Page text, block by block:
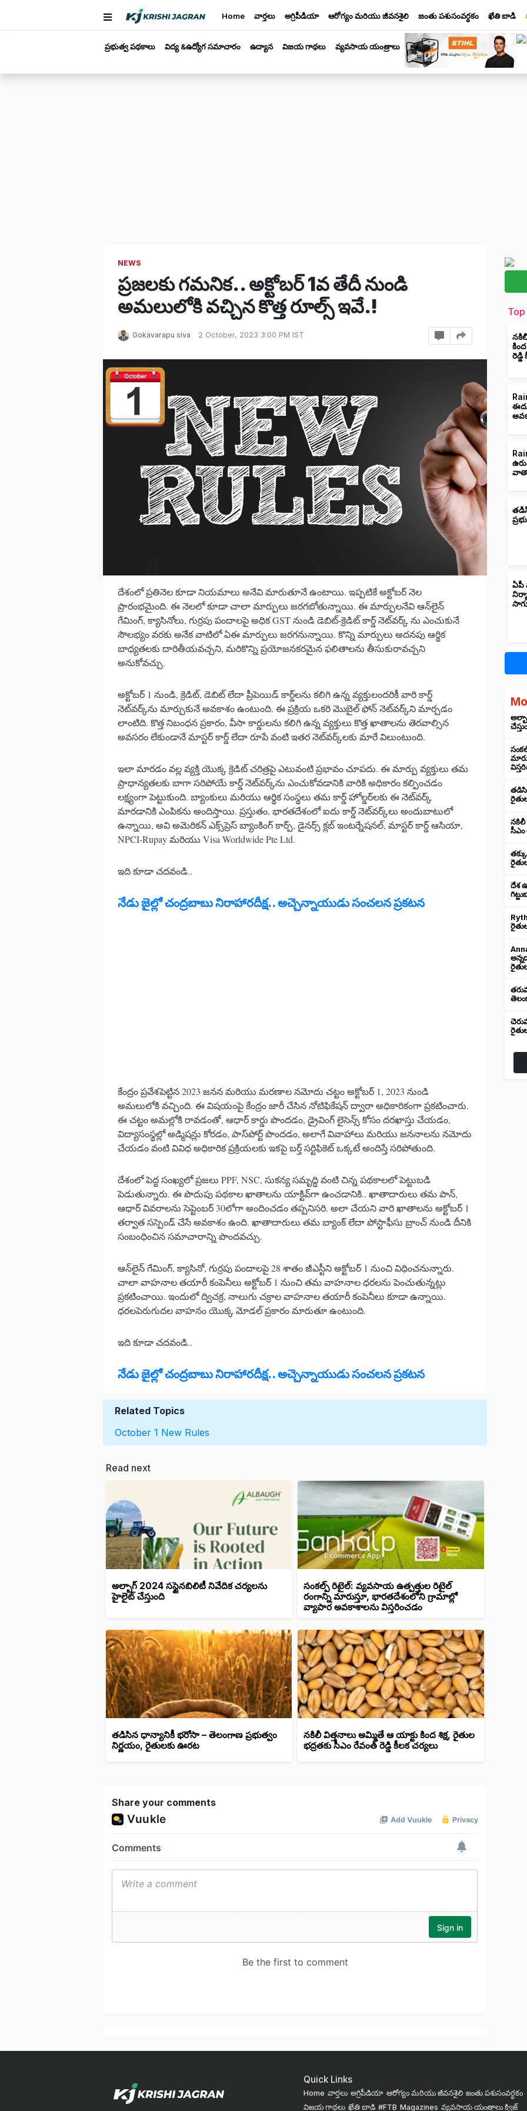
Home వార్తలు అగ్రిపీడియా ఆరోగ్యం మరియు జీవనశైలి జంతు పశుసంవర్ధకం ఖేతి బాడి
ప్రభుత్వ పథకాలు విద్య &ఉద్యోగ సమాచారం ఉద్యాన విజయ గాథలు వ్యవసాయ యంత్రాలు
NEWS
ప్రజలకు గమనిక.. అక్టోబర్ 1వ తేదీ నుండి
అమలులోకి వచ్చిన కొత్త రూల్స్ ఇవే.!
Gokavarapu siva 2 October, 2023 3:00 PM IST
దేశంలో ప్రతినెల కూడా నియమాలు అనేవి మారుతూనే ఉంటాయి. ఇప్పటికే అక్టోబర్ నెల
ప్రారంభమైంది. ఈ నెలలో కూడా చాలా మార్పులు జరగబోతున్నాయి. ఈ మార్పులనేవి ఆన్‌లైన్
గేమింగ్, క్యాసినోలు, గుర్రపు పందాలపై అధిక GST నుండి డెబిట్-క్రెడిట్ కార్డ్ నెట్‌వర్క్‌ ను ఎంచుకునే
సౌలభ్యం వరకు అనేక వాటిలో ఏఈ మార్పులు జరగనున్నాయి. కొన్ని మార్పులు అదనపు ఆర్థిక
బాధ్యతలకు దారితీయవచ్చని, మరికొన్ని ప్రయోజనకరమైన ఫలితాలను తీసుకురావచ్చని
అనుకోవచ్చు.
అక్టోబర్ 1 నుండి, క్రెడిట్, డెబిట్ లేదా ప్రీపెయిడ్ కార్డ్‌లను కలిగి ఉన్న వ్యక్తులందరికీ వారి కార్డ్
నెట్‌వర్క్‌ను మార్చుకునే అవకాశం ఉంటుంది. ఈ ప్రక్రియ ఒకరి మొబైల్ ఫోన్ నెట్‌వర్క్‌ని మార్చడం
లాంటిది. కొత్త నిబంధన ప్రకారం, వీసా కార్డులను కలిగి ఉన్న వ్యక్తులు కొత్త ఖాతాలను తెరవాల్సిన
అవసరం లేకుండానే మాస్టర్ కార్డ్ లేదా రూపే వంటి ఇతర నెట్‌వర్క్‌లకు మారే విలుంటుంది.
ఇలా మారడం వల్ల వ్యక్తి యొక్క క్రెడిట్ చరిత్రపై ఎటువంటి ప్రభావం చూపదు. ఈ మార్పు వ్యక్తులు తమ
ప్రాధాన్యతలకు బాగా సరిపోయే కార్డ్ నెట్‌వర్క్‌ను ఎంచుకోవడానికి వారికి అధికారం కల్పించడం
లక్ష్యంగా పెట్టుకుంది. బ్యాంకులు మరియు ఆర్థిక సంస్థలు తమ కార్డ్ హోల్డర్‌లకు ఈ నెట్‌వర్క్
మారడానికి ఎంపికను అందిస్తాయి. ప్రస్తుతం, భారతదేశంలో ఐదు కార్డ్ నెట్‌వర్క్‌లు అందుబాటులో
ఉన్నాయి, అవి అమెరికన్ ఎక్స్‌ప్రెస్ బ్యాంకింగ్ కార్ప్, డైనర్స్ క్లబ్ ఇంటర్నేషనల్, మాస్టర్ కార్డ్ ఆసియా,
NPCI-Rupay మరియు Visa Worldwide Pte Ltd.
ఇది కూడా చదవండి..
నేడు జైల్లో చంద్రబాబు నిరాహారదీక్ష.. అచ్చెన్నాయుడు సంచలన ప్రకటన
కేంద్రం ప్రవేశపెట్టిన 2023 జనన మరియు మరణాల నమోదు చట్టం అక్టోబర్ 1, 2023 నుండి
అమలులోకి వచ్చింది. ఈ విషయంపై కేంద్రం జారీ చేసిన నోటిఫికేషన్ ద్వారా అధికారికంగా ప్రకటించారు.
ఈ చట్టం అమల్లోకి రావడంతో, ఆధార్ కార్డు పొందడం, డ్రైవింగ్ లైసెన్స్ కోసం దరఖాస్తు చేయడం,
విద్యాసంస్థల్లో అడ్మిషన్లు కోరడం, పాస్‌పోర్ట్ పొందడం, అలాగే వివాహాలు మరియు జననాలను నమోదు
చేయడం వంటి వివిధ అధికారిక ప్రక్రియలకు ఇకపై బర్త్‌ సర్టిఫికెట్‌ ఒక్కటే అందిస్తే సరిపోతుంది.
దేశంలో పెద్ద సంఖ్యలో ప్రజలు PPF, NSC, సుకన్య సమృద్ధి వంటి చిన్న పథకాలలో పెట్టుబడి
పెడుతున్నారు. ఈ పొదుపు పథకాల ఖాతాలను యాక్టివ్‌గా ఉంచడానికి.. ఖాతాదారులు తమ పాన్,
ఆధార్ వివరాలను సెప్టెంబర్ 30లోగా అందించడం తప్పనిసరి. అలా చేయని వారి ఖాతాలను అక్టోబర్ 1
తర్వాత సస్పెండ్ చేసే అవకాశం ఉంది. ఖాతాదారులు తమ బ్యాంక్ లేదా పోస్టాఫీసు బ్రాంచ్ నుండి దీనికి
సంబంధించిన సమాచారాన్ని పొందవచ్చు.
ఆన్‌లైన్ గేమింగ్, క్యాసినో, గుర్రపు పందాలపై 28 శాతం జీఎస్టీని అక్టోబర్ 1 నుంచి విధించనున్నారు.
చాలా వాహనాల తయారీ కంపెనీలు అక్టోబర్ 1 నుంచి తమ వాహనాల ధరలను పెంచుతున్నట్లు
ప్రకటించాయి. ఇందులో ద్విచక్ర, నాలుగు చక్రాల వాహనాల తయారీ కంపెనీలు కూడా ఉన్నాయి.
ధరలపెరుగుదల వాహనం యొక్క మోడల్ ప్రకారం మారుతూ ఉంటుంది.
ఇది కూడా చదవండి..
నేడు జైల్లో చంద్రబాబు నిరాహారదీక్ష.. అచ్చెన్నాయుడు సంచలన ప్రకటన
Related Topics
October 1 New Rules
Read next
అల్బాగ్ 2024 సస్టైనబిలిటీ నివేదిక చర్యలను
హైలైట్ చేస్తుంది
సంకల్ప్ రిటైల్: వ్యవసాయ ఉత్పత్తుల రిటైల్
రంగాన్ని మారుస్తూ, భారతదేశంలోని గ్రామాల్లో
వ్యాపార అవకాశాలను విస్తరించడం
తడిసిన ధాన్యానికీ భరోసా – తెలంగాణ ప్రభుత్వం
నిర్ణయం, రైతులకు ఊరట
నకిలీ విత్తనాలు అమ్మితే ఆ యాక్టు కింద శిక్ష, రైతుల
భద్రతకు సీఎం రేవంత్ రెడ్డి కీలక చర్యలు
Share your comments
రెడ్డి
ఏపీ
నకిలీ
సీఎం
దేశ
Quick Links
Home వార్తలు అగ్రిపీడియా ఆరోగ్యం మరియు జీవనశైలి జంతు పశుసంవర్ధకం
విజయ గాథలు ఖేతి బాడి #FTB Magazines వ్యవసాయ యంత్రాలుక్విజ్